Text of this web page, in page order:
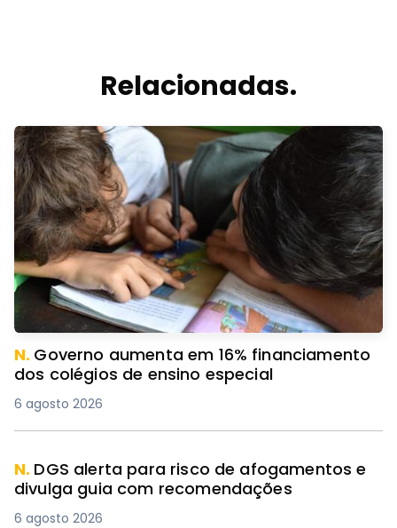
Relacionadas.
N. Governo aumenta em 16% financiamento
dos colégios de ensino especial
6 agosto 2026
N. DGS alerta para risco de afogamentos e
divulga guia com recomendações
6 agosto 2026